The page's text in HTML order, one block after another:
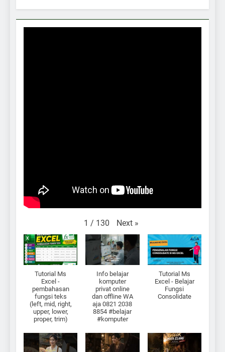
1 / 130 Next »
Tutorial Ms
Excel -
pembahasan
fungsi teks
(left, mid, right,
upper, lower,
proper, trim)
Info belajar
komputer
privat online
dan offline WA
aja 0821 2038
8854 #belajar
#komputer
Tutorial Ms
Excel - Belajar
Fungsi
Consolidate